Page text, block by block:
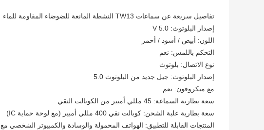
تفاصيل سريعة عن سماعات TW13 النشطة المانعة للضوضاء المقاومة للماء
إصدار البلوتوث: V 5.0
اللون: أبيض / أسود / أحمر
التحكم باللمس: نعم
نوع الاتصال: بلوتوث
إصدار البلوتوث: جيل جديد من البلوتوث 5.0
مع ميكروفون: نعم
سعة بطارية السماعة: 45 مللي أمبير من الكوبالت النقي
سعة بطارية علبة الشحن: كوبالت نقي 400 مللي أمبير (مع لوحة حماية IC)
المنتجات القابلة للتطبيق: الهواتف المحمولة والوسادة والكمبيوتر الشخصي مع Bluetooth (IOS ، Android ، Windows)